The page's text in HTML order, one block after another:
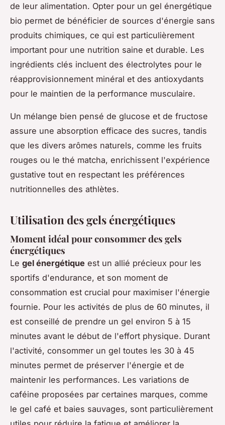
de leur alimentation. Opter pour un gel énergétique
bio permet de bénéficier de sources d'énergie sans
produits chimiques, ce qui est particulièrement
important pour une nutrition saine et durable. Les
ingrédients clés incluent des électrolytes pour le
réapprovisionnement minéral et des antioxydants
pour le maintien de la performance musculaire.
Un mélange bien pensé de glucose et de fructose
assure une absorption efficace des sucres, tandis
que les divers arômes naturels, comme les fruits
rouges ou le thé matcha, enrichissent l'expérience
gustative tout en respectant les préférences
nutritionnelles des athlètes.
Utilisation des gels énergétiques
Moment idéal pour consommer des gels
énergétiques
Le gel énergétique est un allié précieux pour les
sportifs d'endurance, et son moment de
consommation est crucial pour maximiser l'énergie
fournie. Pour les activités de plus de 60 minutes, il
est conseillé de prendre un gel environ 5 à 15
minutes avant le début de l'effort physique. Durant
l'activité, consommer un gel toutes les 30 à 45
minutes permet de préserver l'énergie et de
maintenir les performances. Les variations de
caféine proposées par certaines marques, comme
le gel café et baies sauvages, sont particulièrement